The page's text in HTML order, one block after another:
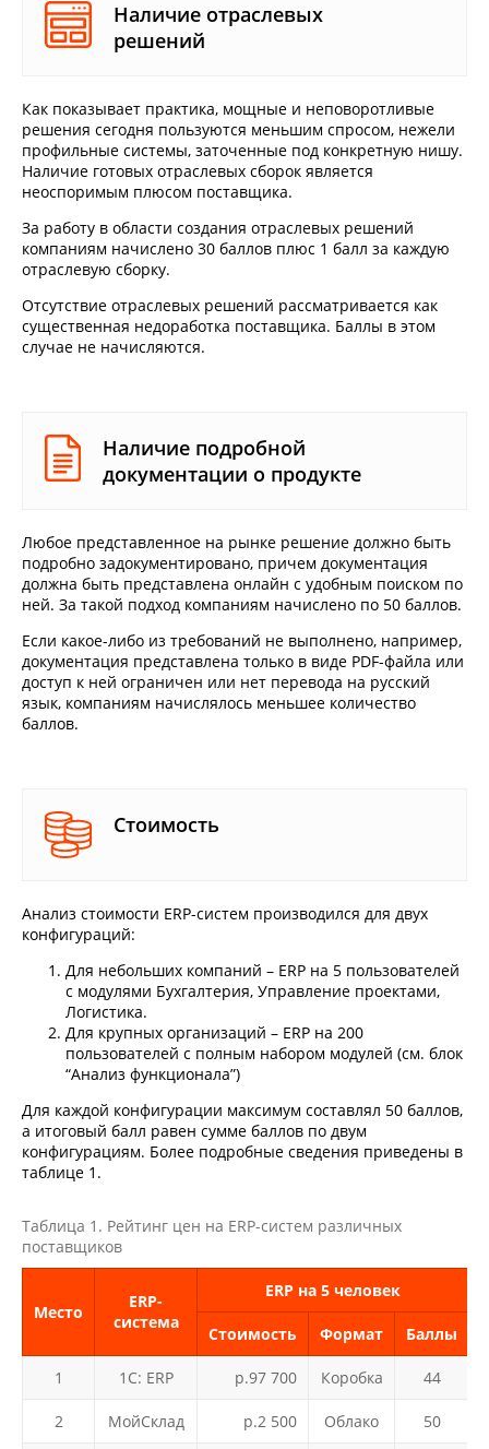
Наличие отраслевых
решений
Как показывает практика, мощные и неповоротливые
решения сегодня пользуются меньшим спросом, нежели
профильные системы, заточенные под конкретную нишу.
Наличие готовых отраслевых сборок является
неоспоримым плюсом поставщика.
За работу в области создания отраслевых решений
компаниям начислено 30 баллов плюс 1 балл за каждую
отраслевую сборку.
Отсутствие отраслевых решений рассматривается как
существенная недоработка поставщика. Баллы в этом
случае не начисляются.
Наличие подробной
документации о продукте
Любое представленное на рынке решение должно быть
подробно задокументировано, причем документация
должна быть представлена онлайн с удобным поиском по
ней. За такой подход компаниям начислено по 50 баллов.
Если какое-либо из требований не выполнено, например,
документация представлена только в виде PDF-файла или
доступ к ней ограничен или нет перевода на русский
язык, компаниям начислялось меньшее количество
баллов.
Стоимость
Анализ стоимости ERP-систем производился для двух
конфигураций:
Для небольших компаний – ERP на 5 пользователей
с модулями Бухгалтерия, Управление проектами,
Логистика.
Для крупных организаций – ERP на 200
пользователей с полным набором модулей (см. блок
“Анализ функционала”)
Для каждой конфигурации максимум составлял 50 баллов,
а итоговый балл равен сумме баллов по двум
конфигурациям. Более подробные сведения приведены в
таблице 1.
Таблица 1. Рейтинг цен на ERP-систем различных
поставщиков
Место
ERP-
система
ERP на 5 человек
Стоимость Формат Баллы
1 1С: ERP р.97 700 Коробка 44
2 МойСклад р.2 500 Облако 50